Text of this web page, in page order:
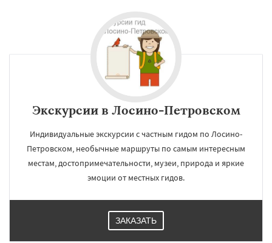
Наро-Фоминск
Озеры
Павловский Посад
Протвино Пушкино
Рошаль
Серпухов
Ступино
Черноголовка Чехов Шатура Щелково
Электроугли Яхрома Андреево
Белоомут Бобров
Экскурсии в Лосино-Петровском
Индивидуальные экскурсии с частным гидом по Лосино-
Петровском, необычные маршруты по самым интересным
местам, достопримечательности, музеи, природа и яркие
эмоции от местных гидов.
ЗАКАЗАТЬ
Даю согласие на обработку персональных данных